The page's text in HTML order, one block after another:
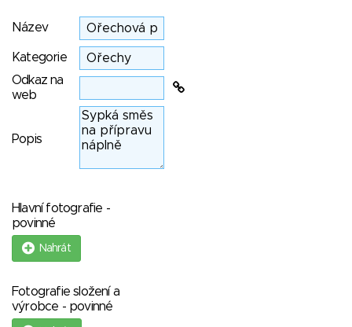
Název
Kategorie
Odkaz na
web
Popis
Hlavní fotografie -
povinné
Nahrát
Fotografie složení a
výrobce - povinné